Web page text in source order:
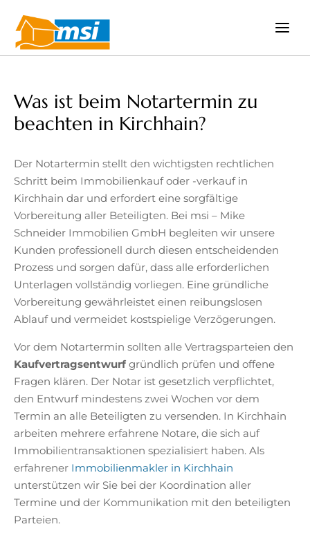
Inhalt
springen
Was ist beim Notartermin zu
beachten in Kirchhain?
Der Notartermin stellt den wichtigsten rechtlichen
Schritt beim Immobilienkauf oder -verkauf in
Kirchhain dar und erfordert eine sorgfältige
Vorbereitung aller Beteiligten. Bei msi – Mike
Schneider Immobilien GmbH begleiten wir unsere
Kunden professionell durch diesen entscheidenden
Prozess und sorgen dafür, dass alle erforderlichen
Unterlagen vollständig vorliegen. Eine gründliche
Vorbereitung gewährleistet einen reibungslosen
Ablauf und vermeidet kostspielige Verzögerungen.
Vor dem Notartermin sollten alle Vertragsparteien den
Kaufvertragsentwurf gründlich prüfen und offene
Fragen klären. Der Notar ist gesetzlich verpflichtet,
den Entwurf mindestens zwei Wochen vor dem
Termin an alle Beteiligten zu versenden. In Kirchhain
arbeiten mehrere erfahrene Notare, die sich auf
Immobilientransaktionen spezialisiert haben. Als
erfahrener Immobilienmakler in Kirchhain
unterstützen wir Sie bei der Koordination aller
Termine und der Kommunikation mit den beteiligten
Parteien.